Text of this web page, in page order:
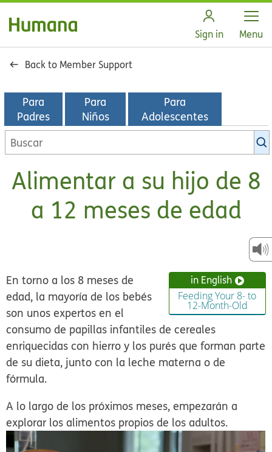
Sign in Open
Menu
Back to Member Support
Para
Padres
Para
Niños
Para
Adolescentes
Buscar
en
biblioteca
KidsHealth
Alimentar a su hijo de 8
a 12 meses de edad
in English
Feeding Your 8- to
12-Month-Old
En torno a los 8 meses de
edad, la mayoría de los bebés
son unos expertos en el
consumo de papillas infantiles de cereales
enriquecidas con hierro y los purés que forman parte
de su dieta, junto con la leche materna o de
fórmula.
A lo largo de los próximos meses, empezarán a
explorar los alimentos propios de los adultos.